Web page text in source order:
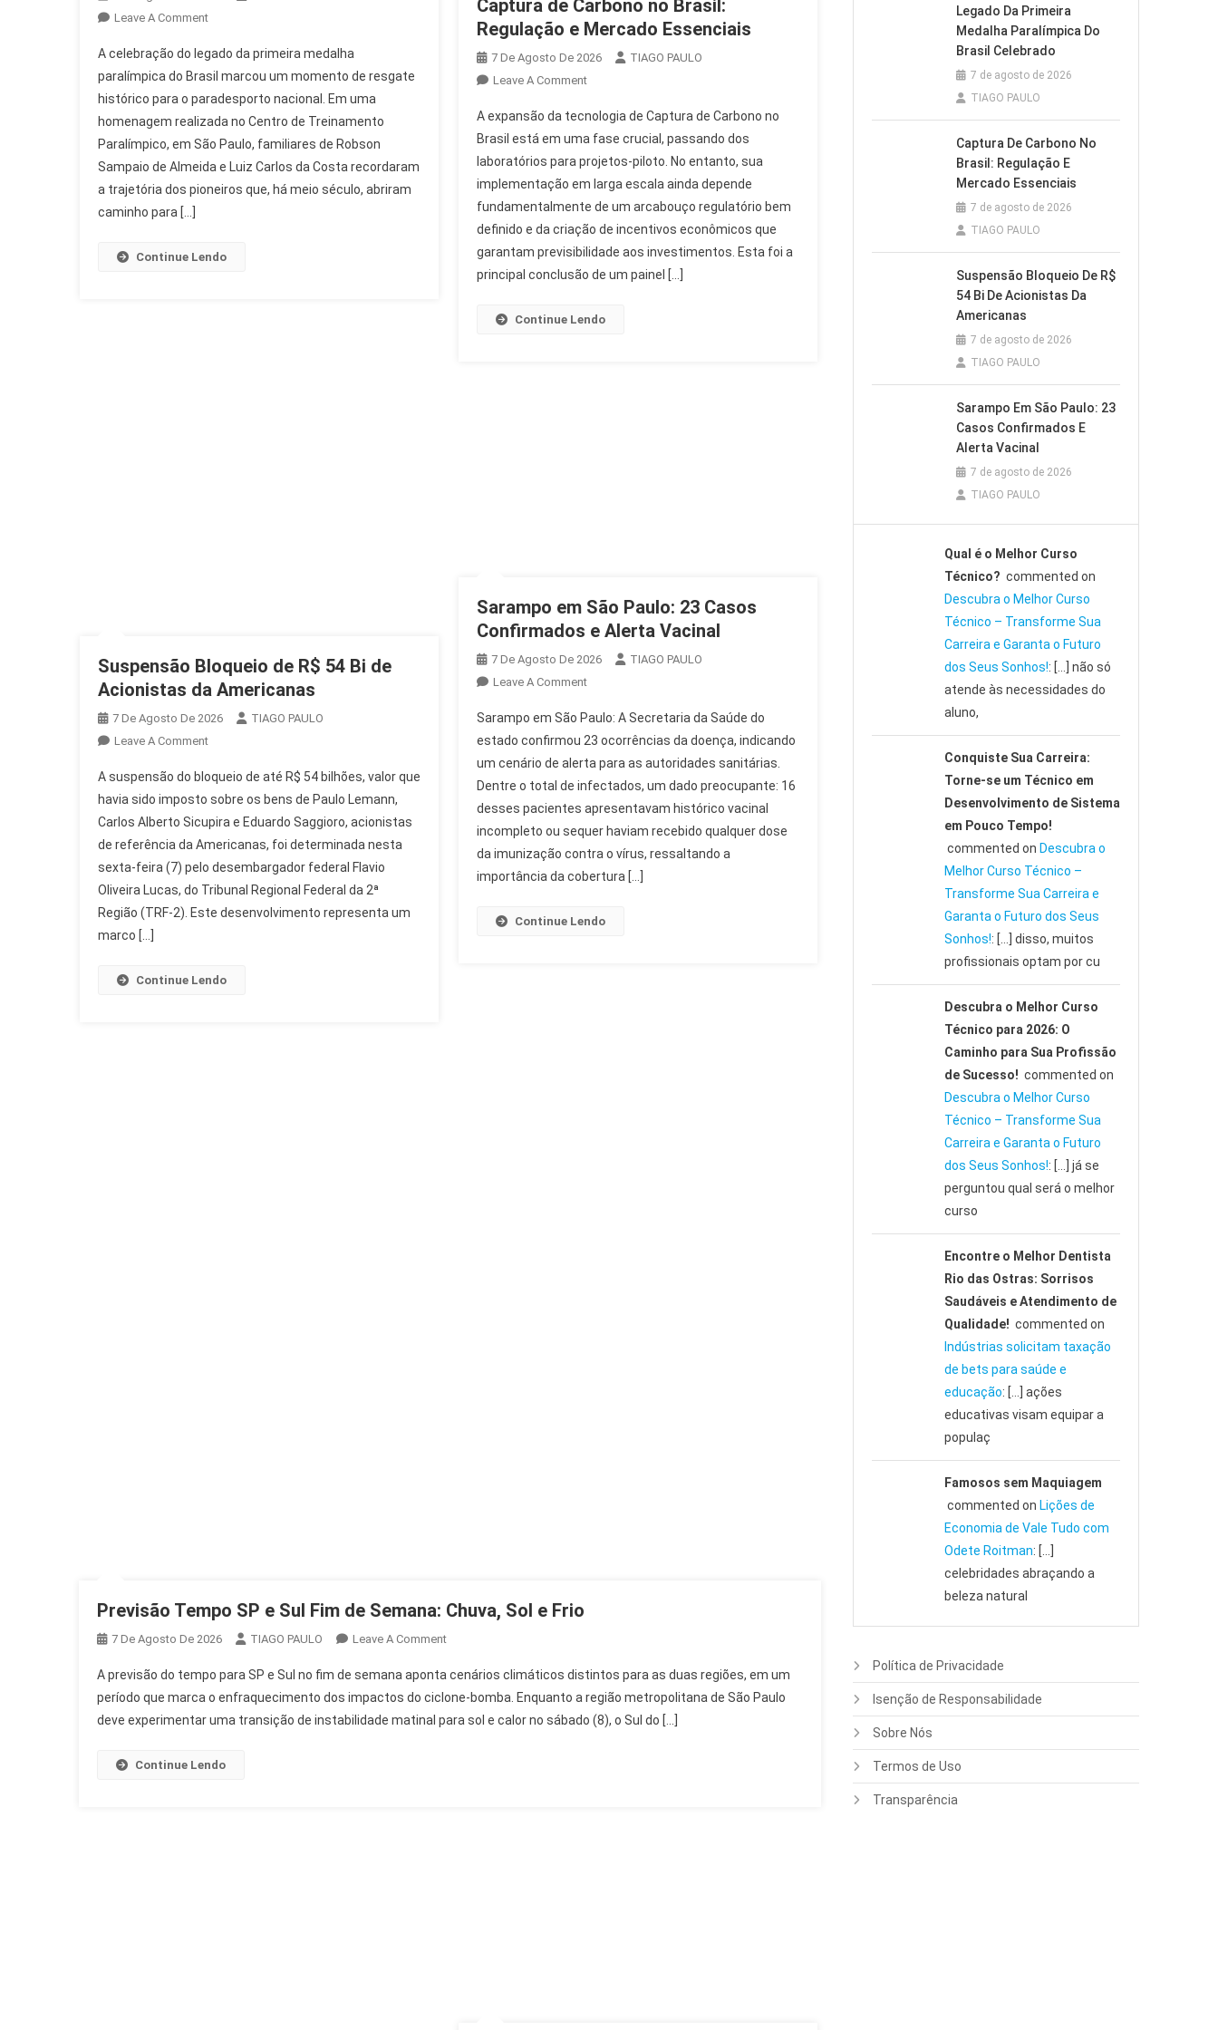
Leave A CommentOn
Da
Primeira
Medalha
Paralímpica
Do
Brasil
Celebrado
A celebração do legado da primeira medalha
paralímpica do Brasil marcou um momento de resgate
histórico para o paradesporto nacional. Em uma
homenagem realizada no Centro de Treinamento
Paralímpico, em São Paulo, familiares de Robson
Sampaio de Almeida e Luiz Carlos da Costa recordaram
a trajetória dos pioneiros que, há meio século, abriram
caminho para […]
Continue Lendo
Captura de Carbono no Brasil:
Regulação e Mercado Essenciais
7 De Agosto De 2026
TIAGO PAULO
Leave A CommentOn
De
Carbono
No
Brasil:
Regulação
E
Mercado
Essenciais
A expansão da tecnologia de Captura de Carbono no
Brasil está em uma fase crucial, passando dos
laboratórios para projetos-piloto. No entanto, sua
implementação em larga escala ainda depende
fundamentalmente de um arcabouço regulatório bem
definido e da criação de incentivos econômicos que
garantam previsibilidade aos investimentos. Esta foi a
principal conclusão de um painel […]
Continue Lendo
Suspensão Bloqueio de R$ 54 Bi de
Acionistas da Americanas
7 De Agosto De 2026
TIAGO PAULO
Leave A CommentOn
Bloqueio
De
R$
54
Bi
De
Acionistas
A suspensão do bloqueio de até R$ 54 bilhões, valor que
havia sido imposto sobre os bens de Paulo Lemann,
Carlos Alberto Sicupira e Eduardo Saggioro, acionistas
de referência da Americanas, foi determinada nesta
sexta-feira (7) pelo desembargador federal Flavio
Oliveira Lucas, do Tribunal Regional Federal da 2ª
Região (TRF-2). Este desenvolvimento representa um
marco […]
Continue Lendo
Sarampo em São Paulo: 23 Casos
Confirmados e Alerta Vacinal
7 De Agosto De 2026
TIAGO PAULO
Leave A CommentOn
Em
São
Paulo:
23
Casos
Confirmados
E
Alerta
Sarampo em São Paulo: A Secretaria da Saúde do
estado confirmou 23 ocorrências da doença, indicando
um cenário de alerta para as autoridades sanitárias.
Dentre o total de infectados, um dado preocupante: 16
desses pacientes apresentavam histórico vacinal
incompleto ou sequer haviam recebido qualquer dose
da imunização contra o vírus, ressaltando a
importância da cobertura […]
Continue Lendo
Previsão Tempo SP e Sul Fim de Semana: Chuva, Sol e Frio
7 De Agosto De 2026 TIAGO PAULO Leave A CommentOn
Tempo
SP
E
A previsão do tempo para SP e Sul no fim de semana aponta cenários climáticos distintos para as duas regiões, em um
período que marca o enfraquecimento dos impactos do ciclone-bomba. Enquanto a região metropolitana de São Paulo
deve experimentar uma transição de instabilidade matinal para sol e calor no sábado (8), o Sul do […]
Continue Lendo
Legado Da Primeira
Medalha Paralímpica Do
Brasil Celebrado
7 de agosto de 2026
TIAGO PAULO
Captura De Carbono No
Brasil: Regulação E
Mercado Essenciais
7 de agosto de 2026
TIAGO PAULO
Suspensão Bloqueio De R$
54 Bi De Acionistas Da
Americanas
7 de agosto de 2026
TIAGO PAULO
Sarampo Em São Paulo: 23
Casos Confirmados E
Alerta Vacinal
7 de agosto de 2026
TIAGO PAULO
Qual é o Melhor Curso
Técnico? commented on
Descubra o Melhor Curso
Técnico – Transforme Sua
Carreira e Garanta o Futuro
dos Seus Sonhos!: […] não só
atende às necessidades do
aluno,
Conquiste Sua Carreira:
Torne-se um Técnico em
Desenvolvimento de Sistema
em Pouco Tempo!
commented on Descubra o
Melhor Curso Técnico –
Transforme Sua Carreira e
Garanta o Futuro dos Seus
Sonhos!: […] disso, muitos
profissionais optam por cu
Descubra o Melhor Curso
Técnico para 2026: O
Caminho para Sua Profissão
de Sucesso! commented on
Descubra o Melhor Curso
Técnico – Transforme Sua
Carreira e Garanta o Futuro
dos Seus Sonhos!: […] já se
perguntou qual será o melhor
curso
Encontre o Melhor Dentista
Rio das Ostras: Sorrisos
Saudáveis e Atendimento de
Qualidade! commented on
Indústrias solicitam taxação
de bets para saúde e
educação: […] ações
educativas visam equipar a
populaç
Famosos sem Maquiagem
commented on Lições de
Economia de Vale Tudo com
Odete Roitman: […]
celebridades abraçando a
beleza natural
Política de Privacidade
Isenção de Responsabilidade
Sobre Nós
Termos de Uso
Transparência